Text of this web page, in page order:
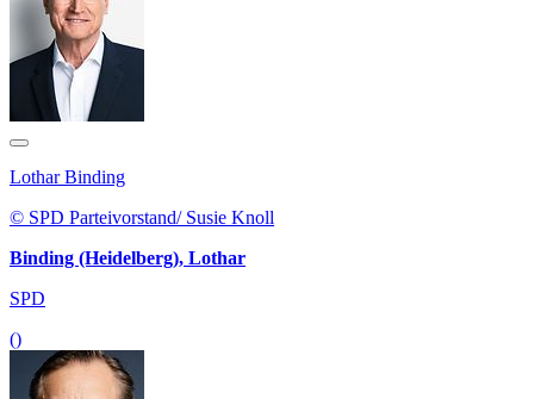
Lothar Binding
© SPD Parteivorstand/ Susie Knoll
Binding (Heidelberg), Lothar
SPD
()